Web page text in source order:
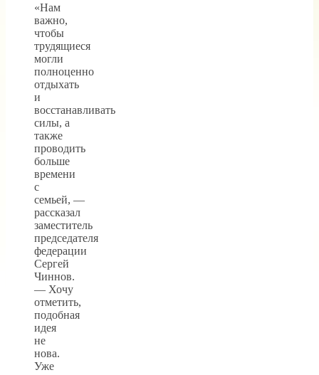
«Нам
важно,
чтобы
трудящиеся
могли
полноценно
отдыхать
и
восстанавливать
силы, а
также
проводить
больше
времени
с
семьей, —
рассказал
заместитель
председателя
федерации
Сергей
Чиннов.
— Хочу
отметить,
подобная
идея
не
нова.
Уже